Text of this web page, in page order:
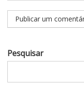
Pesquisar